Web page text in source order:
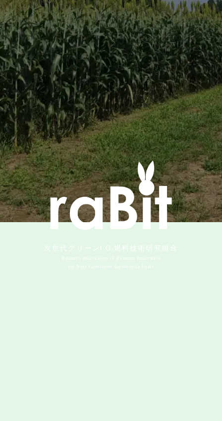
次世代グリーンCO 燃料技術研究組合
Research Association of Biomass Innovation
for Next Generation Automobile Fuels